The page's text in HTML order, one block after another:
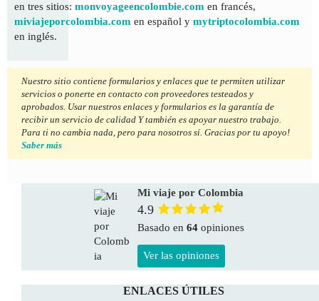
en tres sitios: monvoyageencolombie.com en francés,
miviajeporcolombia.com en español y mytriptocolombia.com
en inglés.
Nuestro sitio contiene formularios y enlaces que te permiten utilizar
servicios o ponerte en contacto con proveedores testeados y
aprobados. Usar nuestros enlaces y formularios es la garantía de
recibir un servicio de calidad Y también es apoyar nuestro trabajo.
Para ti no cambia nada, pero para nosotros sí. Gracias por tu apoyo!
Saber más
Mi viaje por Colombia
4.9
Basado en 64 opiniones
Ver las opiniones
ENLACES ÚTILES